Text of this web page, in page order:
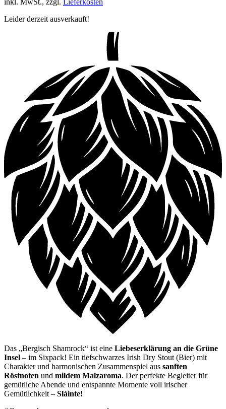
inkl. MwSt., zzgl. Lieferkosten
Leider derzeit ausverkauft!
Das „Bergisch Shamrock“ ist eine Liebeserklärung an die Grüne
Insel – im Sixpack! Ein tiefschwarzes Irish Dry Stout (Bier) mit
Charakter und harmonischen Zusammenspiel aus sanften
Röstnoten und mildem Malzaroma. Der perfekte Begleiter für
gemütliche Abende und entspannte Momente voll irischer
Gemütlichkeit – Sláinte!